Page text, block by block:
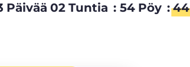
Päivää 02 Tuntia : 54 Pöy : 43